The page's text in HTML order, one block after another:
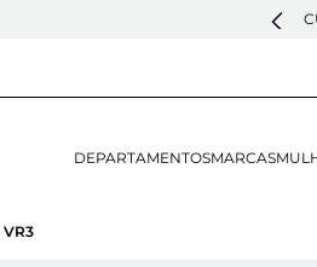
DEPARTAMENTOSMARCAS
VR3